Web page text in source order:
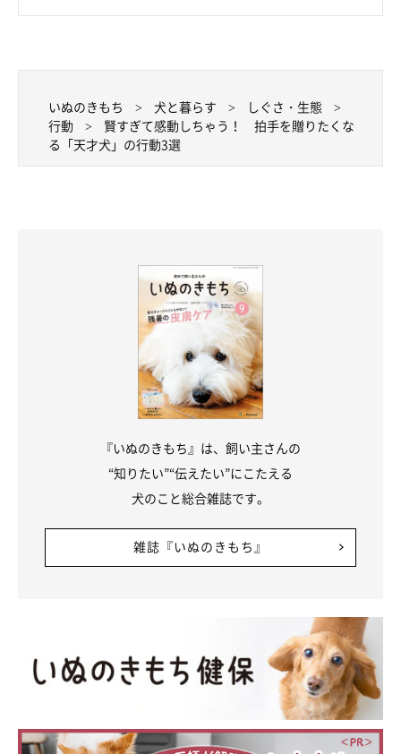
いぬのきもち 犬と暮らす
しぐさ・生態
行動
賢すぎて感動しちゃう！ 拍手を贈りたくな
る「天才犬」の行動3選
『いぬのきもち』は、飼い主さんの
“知りたい”“伝えたい”にこたえる
犬のこと総合雑誌です。
雑誌『いぬのきもち』